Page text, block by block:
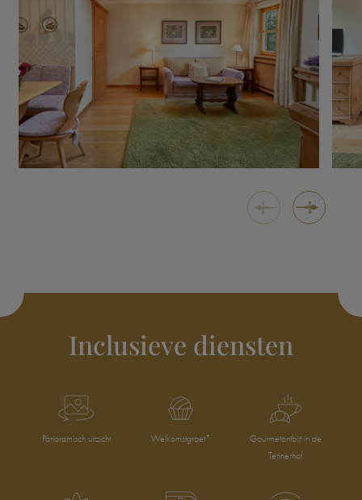
Inclusieve diensten
Panoramisch uitzicht Welkomstgroet*
Gourmetontbijt in de
Tennerhof